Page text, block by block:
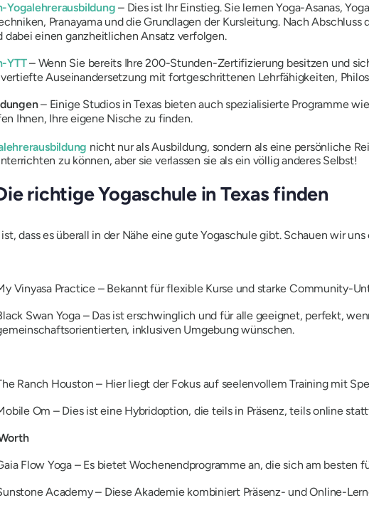
Yogalehrerausbildung – Dies ist Ihr Einstieg. Sie lernen Yoga-Asanas,
Pranayama und die Grundlagen der Kursleitung. Nach
dabei einen ganzheitlichen Ansatz verfolgen.
YTT– Wenn Sie bereits Ihre 200-Stunden-Zertifizierung besitzen und
Auseinandersetzung mit fortgeschrittenen Lehrfähigkeiten,
– Einige Studios in Texas bieten auch spezialisierte Programme
Ihnen, Ihre eigene Nische zu finden.
nicht nur als Ausbildung, sondern als eine persönliche
zu können, aber sie verlassen sie als ein völlig anderes Selbst!
richtige Yogaschule in Texas finden
ist, dass es überall in der Nähe eine gute Yogaschule gibt. Schauen wir
Vinyasa Practice– Bekannt für flexible Kurse und starke Community-
Swan Yoga– Das ist erschwinglich und für alle geeignet, perfekt,
inklusiven Umgebung wünschen.
Ranch Houston – Hier liegt der Fokus auf seelenvollem Training mit
Om – Dies ist eine Hybridoption, die teils in Präsenz, teils online
Flow Yoga – Es bietet Wochenendprogramme an, die sich am besten
Academy– Diese Akademie kombiniert Präsenz- und Online-